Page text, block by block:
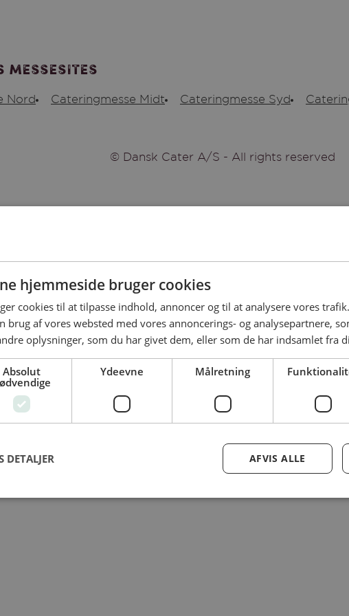
messesites
Nord Cateringmesse Midt Cateringmesse Syd
© Dansk Cater A/S - All rights reserved
hjemmeside bruger cookies
cookies til at tilpasse indhold, annoncer og til at analysere vores
brug af vores websted med vores annoncerings- og analysepartnere,
oplysninger, som du har givet dem, eller som de har indsamlet fra
Absolut
Ydeevne Målretning
AFVIS ALLE
DETALJER